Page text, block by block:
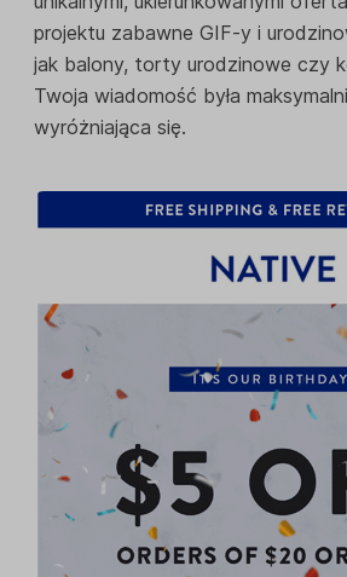
projektu zabawne GIF-y i
jak balony, torty urodzinowe czy
Twoja wiadomość była
wyróżniająca się.